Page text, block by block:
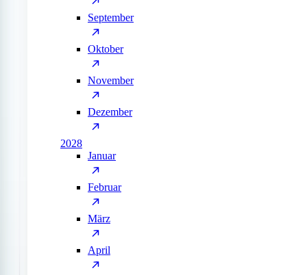
September
Oktober
November
Dezember
2028
Januar
Februar
März
April